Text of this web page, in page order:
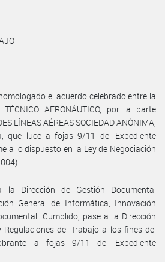
el acuerdo celebrado entre la
TÉCNICO AERONÁUTICO, por la parte
LÍNEAS AÉREAS SOCIEDAD ANÓNIMA,
que luce a fojas 9/11 del Expediente
a lo dispuesto en la Ley de Negociación
la Dirección de Gestión Documental
General de Informática, Innovación
Cumplido, pase a la Dirección
Regulaciones del Trabajo a los fines del
a fojas 9/11 del Expediente